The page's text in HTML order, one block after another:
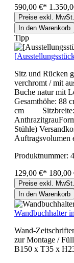
590,00 €*
Preise exkl.
In den Warenkorb
Tipp
Sitz und Rücken
verchromt / mit
Buche natur mit
Gesamthöhe:
cm Sitzbreite:
Stühle)
Auftragsvolumen
Produktnummer:
129,00 €* 180,00
Preise exkl.
In den Warenkorb
Wandbuchhalter
Wand-
zur Montage /
B150 x T35 x